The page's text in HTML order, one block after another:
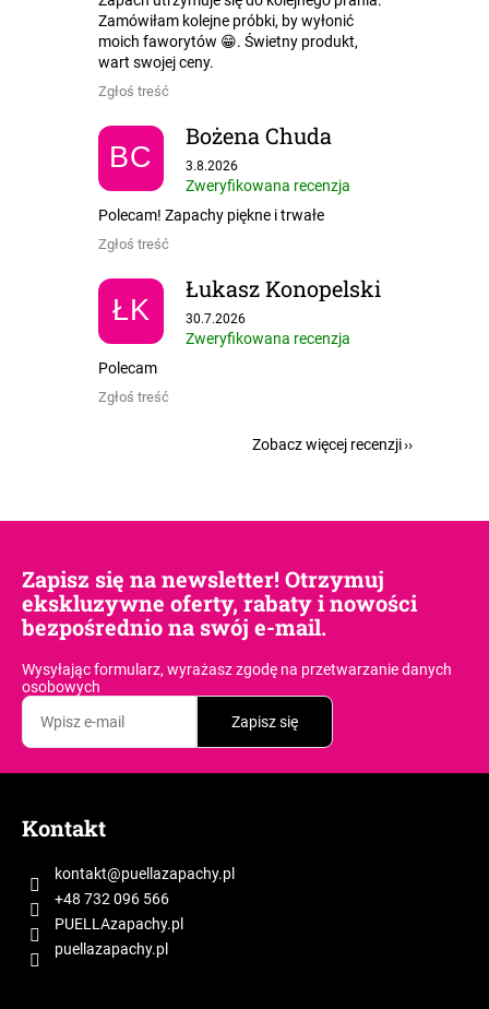
Zamówiłam kolejne próbki, by wyłonić
moich faworytów 😁. Świetny produkt,
wart swojej ceny.
Zgłoś treść
BC
Bożena Chuda
Ocena sklepu to 5 na 5 gwiazdek.
3.8.2026
Zweryfikowana recenzja
Polecam! Zapachy piękne i trwałe
Zgłoś treść
ŁK
Łukasz Konopelski
Ocena sklepu to 5 na 5 gwiazdek.
30.7.2026
Zweryfikowana recenzja
Polecam
Zgłoś treść
Zobacz więcej recenzji
Zapisz się na newsletter! Otrzymuj
ekskluzywne oferty, rabaty i nowości
bezpośrednio na swój e-mail.
Wysyłając formularz, wyrażasz zgodę na przetwarzanie danych
osobowych
Zapisz się
Kontakt
kontakt@puellazapachy.pl
+48 732 096 566
PUELLAzapachy.pl
puellazapachy.pl